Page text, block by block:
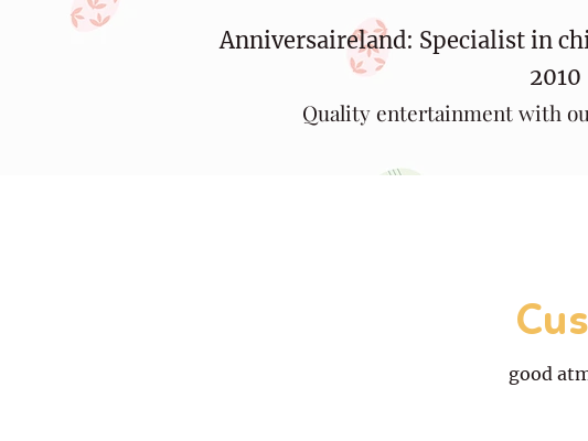
Anniversaireland: Specialist in
2010
Quality entertainment with
good